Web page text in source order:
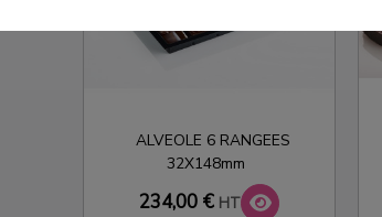
ALVEOLE 6 RANGEES
32X148mm
234,00 € HT